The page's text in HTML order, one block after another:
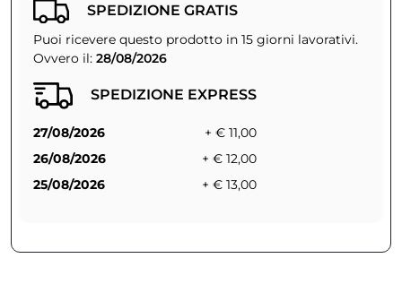
SPEDIZIONE GRATIS
Puoi ricevere questo prodotto in 15 giorni lavorativi.
Ovvero il: 28/08/2026
SPEDIZIONE EXPRESS
27/08/2026
+ € 11,00
26/08/2026
+ € 12,00
25/08/2026
+ € 13,00